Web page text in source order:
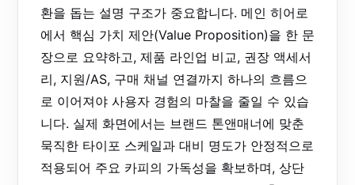
환을 돕는 설명 구조가 중요합니다. 메인 히어로
에서 핵심 가치 제안(Value Proposition)을 한 문
장으로 요약하고, 제품 라인업 비교, 권장 액세서
리, 지원/AS, 구매 채널 연결까지 하나의 흐름으
로 이어져야 사용자 경험의 마찰을 줄일 수 있습
니다. 실제 화면에서는 브랜드 톤앤매너에 맞춘
묵직한 타이포 스케일과 대비 명도가 안정적으로
적용되어 주요 카피의 가독성을 확보하며, 상단